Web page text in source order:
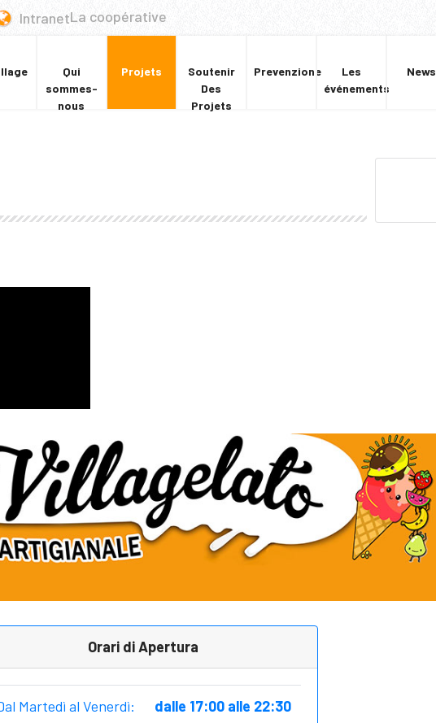
IntranetLa coopérative
Qui
sommes-
nous
Projets
Soutenir
Des
Projets
Prevenzione
Les
événements
News
Orari di Apertura
Martedì al Venerdì: dalle 17:00 alle 22:30